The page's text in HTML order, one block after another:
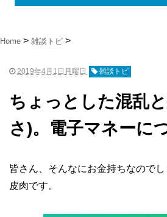
Home 雑談トピ
2019年4月1日月曜日 雑談トピ
ちょっとした混乱
さ)。電子マネーに
皆さん、そんなにお金持ちなので
皮肉です。